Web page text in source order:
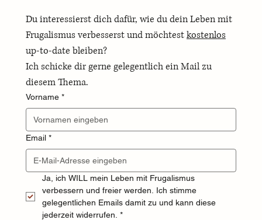
Du interessierst dich dafür, wie du dein Leben mit
Frugalismus verbesserst und möchtest kostenlos
Ich schicke dir gerne gelegentlich ein Mail zu
diesem Thema.
Vorname *
Email *
Ja, ich WILL mein Leben mit Frugalismus
verbessern und freier werden. Ich stimme
gelegentlichen Emails damit zu und kann diese
jederzeit widerrufen. *